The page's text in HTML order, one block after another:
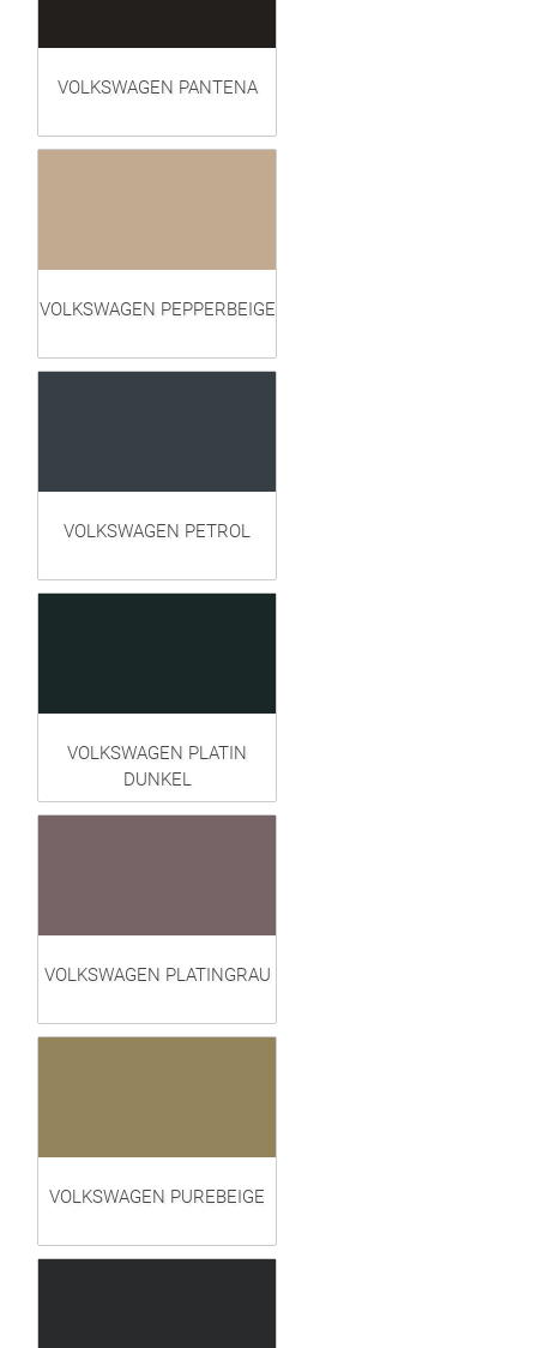
VOLKSWAGEN PANTENA
VOLKSWAGEN PEPPERBEIGE
VOLKSWAGEN PETROL
VOLKSWAGEN PLATIN
DUNKEL
VOLKSWAGEN PLATINGRAU
VOLKSWAGEN PUREBEIGE